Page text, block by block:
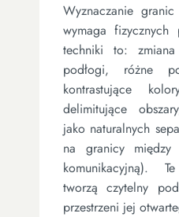
Wyznaczanie
wymaga fizycznych
techniki to:
podłogi, różne
kontrastujące
delimitujące
jako naturalnych
na granicy
komunikacyjną).
tworzą czytelny
przestrzeni jej